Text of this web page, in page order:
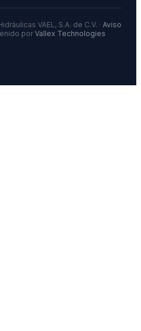
VAEL, S.A. de C.V. · Aviso
porVallex Technologies